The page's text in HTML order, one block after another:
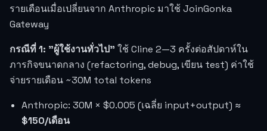
รายเดือนเมื่อเปลี่ยนจาก Anthropic มาใช้ JoinGonka
Gateway
กรณีที่ 1: "ผู้ใช้งานทั่วไป" ใช้ Cline 2—3 ครั้งต่อสัปดาห์ใน
ภารกิจขนาดกลาง (refactoring, debug, เขียน test) ค่าใช้
จ่ายรายเดือน ~30M total tokens
Anthropic: 30M × $0.005 (เฉลี่ย input+output) ≈
$150/เดือน